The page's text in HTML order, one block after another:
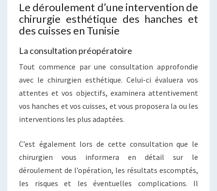
Le déroulement d’une intervention de
chirurgie esthétique des hanches et
des cuisses en Tunisie
La consultation préopératoire
Tout commence par une consultation approfondie
avec le chirurgien esthétique. Celui-ci évaluera vos
attentes et vos objectifs, examinera attentivement
vos hanches et vos cuisses, et vous proposera la ou les
interventions les plus adaptées.
C’est également lors de cette consultation que le
chirurgien vous informera en détail sur le
déroulement de l’opération, les résultats escomptés,
les risques et les éventuelles complications. Il